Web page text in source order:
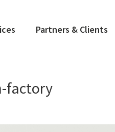
Partners & Clients
factory